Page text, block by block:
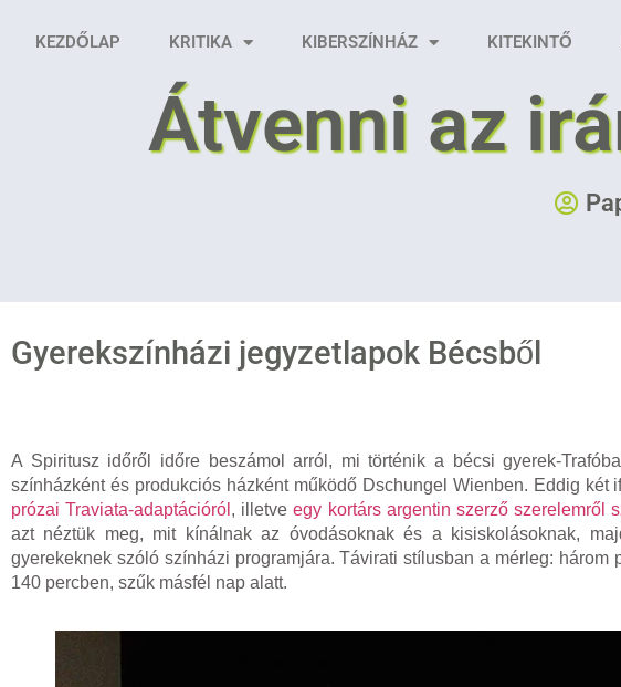
KEZDŐLAP KRITIKA KIBERSZÍNHÁZ KITEKINTŐ
Átvenni az
Gyerekszínházi jegyzetlapok Bécsből
A Spiritusz időről időre beszámol arról, mi történik a bécsi gyerek-
színházként és produkciós házként működő Dschungel Wienben. Eddig
prózai Traviata-adaptációról , illetveegy kortárs argentin szerző szerelemről
azt néztük meg, mit kínálnak az óvodásoknak és a kisiskolásoknak,
gyerekeknek szóló színházi programjára. Távirati stílusban a mérleg:
140 percben, szűk másfél nap alatt.